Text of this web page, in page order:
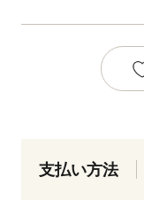
支払い方法